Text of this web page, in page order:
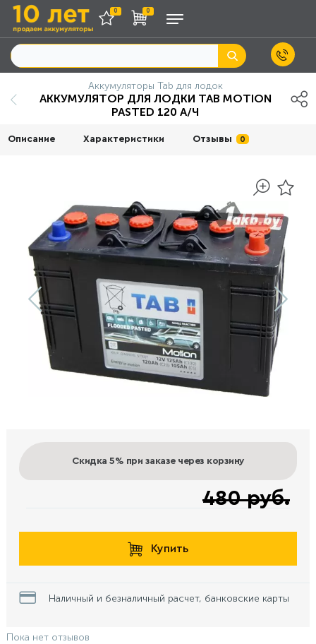
0 0
Аккумуляторы Tab для лодок
АККУМУЛЯТОР ДЛЯ ЛОДКИ TAB MOTION
PASTED 120 А/Ч
Описание Характеристики Отзывы 0
Скидка 5% при заказе через корзину
480 руб.
Купить
Наличный и безналичный расчет, банковские карты
Пока нет отзывов